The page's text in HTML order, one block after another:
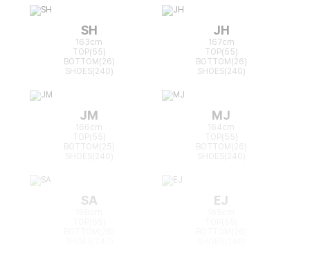
SH
163cm
TOP(55)
BOTTOM(26)
SHOES(240)
JH
167cm
TOP(55)
BOTTOM(26)
SHOES(240)
JM
166cm
TOP(55)
BOTTOM(25)
MJ
164cm
TOP(55)
BOTTOM(26)
SA EJ